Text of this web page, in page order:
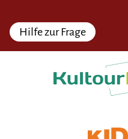
Hilfe zur Frage